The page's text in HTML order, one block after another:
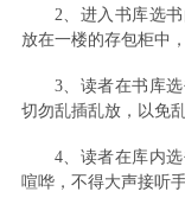
2、进入书库选
放在一楼的存包柜中
3、读者在书库
切勿乱插乱放，以免
4、读者在库内
喧哗，不得大声接听